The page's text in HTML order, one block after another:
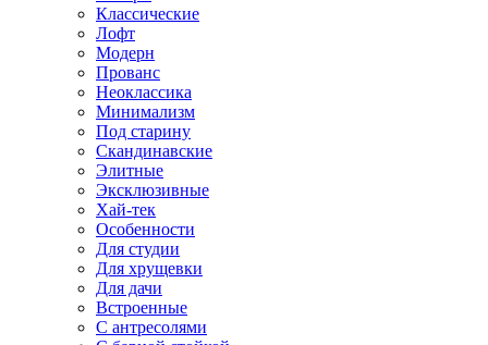
Классические
Лофт
Модерн
Прованс
Неоклассика
Минимализм
Под старину
Скандинавские
Элитные
Эксклюзивные
Хай-тек
Особенности
Для студии
Для хрущевки
Для дачи
Встроенные
С антресолями